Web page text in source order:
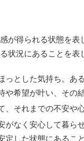
が得られる状態を
状況にあることを表
っとした気持ち。あ
希望が叶い、その
、それまでの不安や
がなく安心して暮ら
した状態にあること